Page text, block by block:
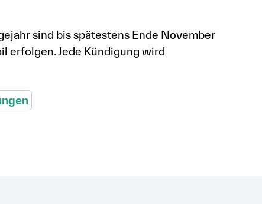
sind bis spätestens Ende November
erfolgen. Jede Kündigung wird